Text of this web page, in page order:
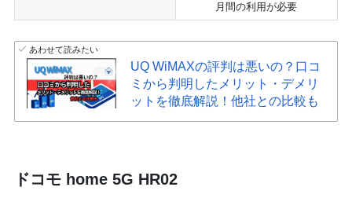
月間の利用が必要
あわせて読みたい
UQ WiMAXの評判は悪いの？口コ
ミから判明したメリット・デメリ
ットを徹底解説！他社との比較も
ドコモ home 5G HR02